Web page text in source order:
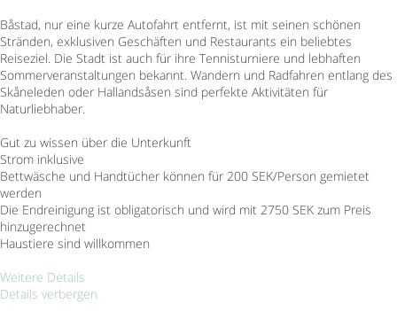
Båstad, nur eine kurze Autofahrt entfernt, ist mit seinen schönen
Stränden, exklusiven Geschäften und Restaurants ein beliebtes
Reiseziel. Die Stadt ist auch für ihre Tennisturniere und lebhaften
Sommerveranstaltungen bekannt. Wandern und Radfahren entlang des
Skåneleden oder Hallandsåsen sind perfekte Aktivitäten für
Naturliebhaber.
Gut zu wissen über die Unterkunft
Strom inklusive
Bettwäsche und Handtücher können für 200 SEK/Person gemietet
werden
Die Endreinigung ist obligatorisch und wird mit 2750 SEK zum Preis
hinzugerechnet
Haustiere sind willkommen
Weitere Details
Details verbergen